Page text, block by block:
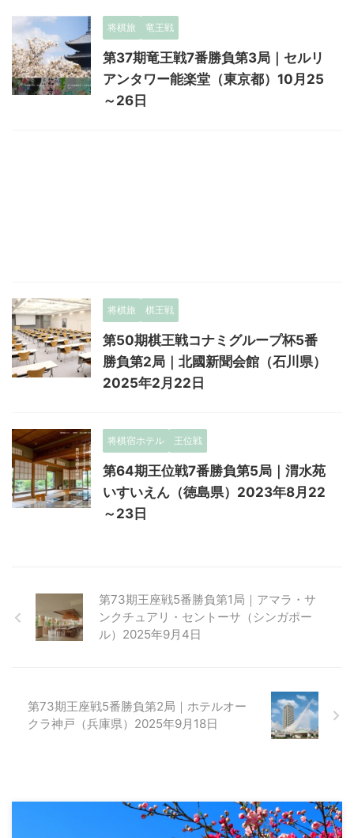
将棋旅 竜王戦
第37期竜王戦7番勝負第3局｜セルリ
アンタワー能楽堂（東京都）10月25
～26日
将棋旅 棋王戦
第50期棋王戦コナミグループ杯5番
勝負第2局｜北國新聞会館（石川県）
2025年2月22日
将棋宿ホテル 王位戦
第64期王位戦7番勝負第5局｜渭水苑
いすいえん（徳島県）2023年8月22
～23日
第73期王座戦5番勝負第1局｜アマラ・サ
ンクチュアリ・セントーサ（シンガポー
ル）2025年9月4日
第73期王座戦5番勝負第2局｜ホテルオー
クラ神戸（兵庫県）2025年9月18日